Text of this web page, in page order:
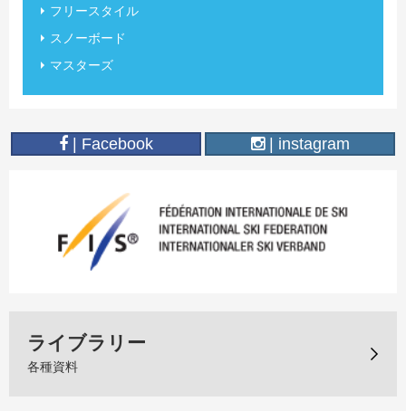
フリースタイル
スノーボード
マスターズ
| Facebook | instagram
ライブラリー
各種資料